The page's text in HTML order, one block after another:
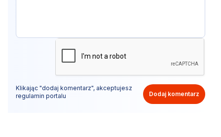
Klikając "dodaj komentarz", akceptujesz
regulamin portalu
Dodaj komentarz